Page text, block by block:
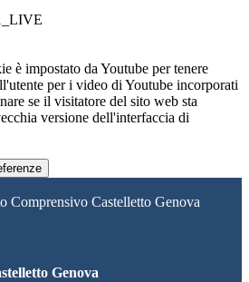
è impostato da Youtube per tenere
per i video di Youtube incorporati
se il visitatore del sito web sta
versione dell'interfaccia di
Comprensivo Castelletto Genova
Genova